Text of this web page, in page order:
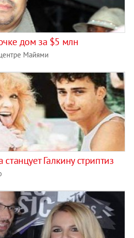
дом за $5 млн
Майями
Галкину стриптиз